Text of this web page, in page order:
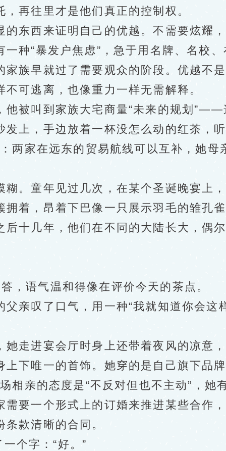
再往里才是他们真正的控制权。
西来证明自己的优越。不需要炫耀，
种“暴发户焦虑”，急于用名牌、名校
族早就过了需要观众的阶段。优越不
可逃离，也像重力一样无需解释。
叫到家族大宅商量“未来的规划”——
上，手边放着一杯没怎么动的红茶，
两家在远东的贸易航线可以互补，她母
童年见过几次，在某个圣诞晚宴上，
着，昂着下巴像一只展示羽毛的雏孔
十几年，他们在不同的大陆长大，偶
语气温和得像在评价今天的茶点。
叹了口气，用一种“我就知道你会这
进宴会厅时身上还带着夜风的凉意，
下唯一的首饰。她穿的是自己旗下品
的态度是“不反对但也不主动”，她
要一个形式上的订婚来推进某些合作
款清晰的合同。
字：“好。”